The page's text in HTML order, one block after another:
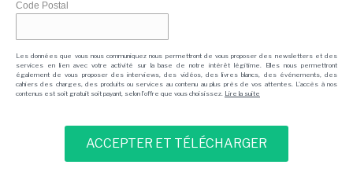
Code Postal
Les données que vous nous communiquez nous permettront de vous proposer des newsletters et des
services en lien avec votre activité sur la base de notre intérêt légitime. Elles nous permettront
également de vous proposer des interviews, des vidéos, des livres blancs, des événements, des
cahiers des charges, des produits ou services au contenu au plus près de vos attentes. L'accès à nos
contenus est soit gratuit soit payant, selon l'offre que vous choisissez. Lire la suite